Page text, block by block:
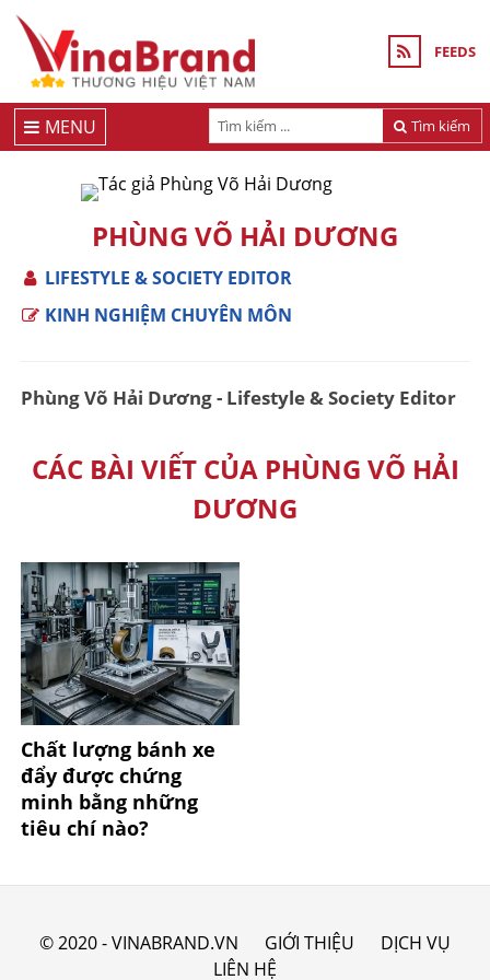
FEEDS
Tìm kiếm
MENU
PHÙNG VÕ HẢI DƯƠNG
LIFESTYLE & SOCIETY EDITOR
KINH NGHIỆM CHUYÊN MÔN
Phùng Võ Hải Dương - Lifestyle & Society Editor
CÁC BÀI VIẾT CỦA PHÙNG VÕ HẢI
DƯƠNG
Chất lượng bánh xe
đẩy được chứng
minh bằng những
tiêu chí nào?
© 2020 - VINABRAND.VN GIỚI THIỆU
DỊCH VỤ
LIÊN HỆ